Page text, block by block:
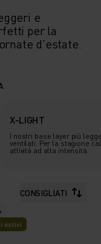
e
per la
d'estate.
X-LIGHT
I nostri base layer più
ventilati. Per la stagione
attività ad alta intensità.
CONSIGLIATI
estivi